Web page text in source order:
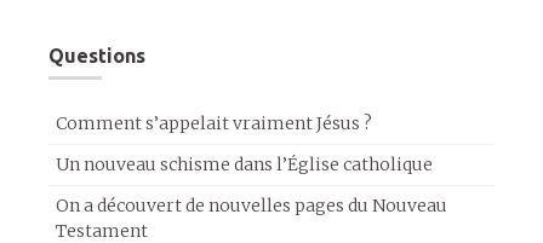
Questions
Comment s’appelait vraiment Jésus ?
Un nouveau schisme dans l’Église catholique
On a découvert de nouvelles pages du Nouveau
Testament